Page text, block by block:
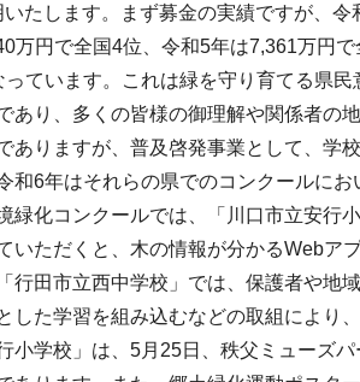
たします。まず募金の実績ですが、
万円で全国4位、令和5年は7,361万円
ています。これは緑を守り育てる県
り、多くの皆様の御理解や関係者の
りますが、普及啓発事業として、学
和6年はそれらの県でのコンクールに
化コンクールでは、「川口市立安行
いただくと、木の情報が分かるWebア
行田市立西中学校」では、保護者や地
した学習を組み込むなどの取組により
学校」は、5月25日、秩父ミューズ